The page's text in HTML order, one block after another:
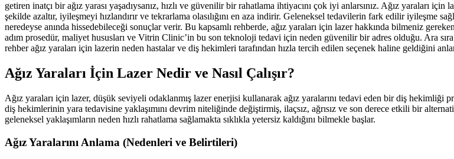
getiren inatçı bir ağız yarası yaşadıysanız, hızlı ve güvenilir bir rahatlama ihtiyacını çok iyi anlarsınız. Ağız yaraları
şekilde azaltır, iyileşmeyi hızlandırır ve tekrarlama olasılığını en aza indirir. Geleneksel tedavilerin fark edilir iyileşme
neredeyse anında hissedebileceği sonuçlar verir. Bu kapsamlı rehberde, ağız yaraları için lazer hakkında bilmeniz
adım prosedür, maliyet hususları ve Vitrin Clinic’in bu son teknoloji tedavi için neden güvenilir bir adres olduğu. Ara
rehber ağız yaraları için lazerin neden hastalar ve diş hekimleri tarafından hızla tercih edilen seçenek haline geldiğini
Ağız Yaraları İçin Lazer Nedir ve Nasıl Çalışır?
Ağız yaraları için lazer, düşük seviyeli odaklanmış lazer enerjisi kullanarak ağız yaralarını tedavi eden bir diş
diş hekimlerinin yara tedavisine yaklaşımını devrim niteliğinde değiştirmiş, ilaçsız, ağrısız ve son derece etkili bir
geleneksel yaklaşımların neden hızlı rahatlama sağlamakta sıklıkla yetersiz kaldığını bilmekle başlar.
Ağız Yaralarını Anlama (Nedenleri ve Belirtileri)